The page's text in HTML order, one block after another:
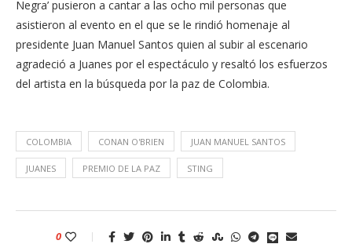
Negra’ pusieron a cantar a las ocho mil personas que
asistieron al evento en el que se le rindió homenaje al
presidente Juan Manuel Santos quien al subir al escenario
agradeció a Juanes por el espectáculo y resaltó los esfuerzos
del artista en la búsqueda por la paz de Colombia.
COLOMBIA CONAN O'BRIEN JUAN MANUEL SANTOS
JUANES PREMIO DE LA PAZ STING
0